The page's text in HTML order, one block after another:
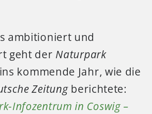
ambitioniert und
geht der Naturpark
kommende Jahr, wie die
Zeitungberichtete:
Infozentrum in Coswig –